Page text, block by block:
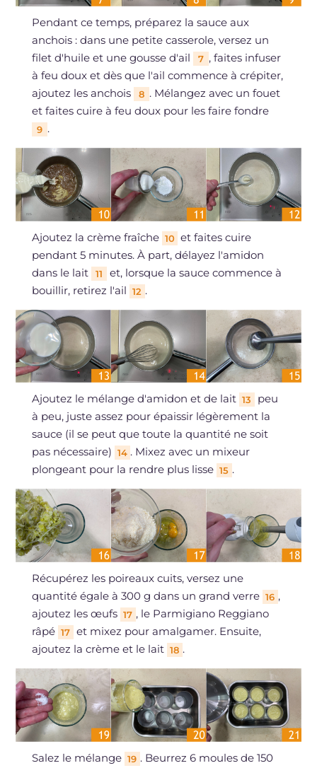
Pendant ce temps, préparez la sauce aux
anchois : dans une petite casserole, versez un
filet d'huile et une gousse d'ail
7 , faites infuser
à feu doux et dès que l'ail commence à crépiter,
ajoutez les anchois
8 . Mélangez avec un fouet
et faites cuire à feu doux pour les faire fondre
9 .
Ajoutez la crème fraîche 10 et faites cuire
pendant 5 minutes. À part, délayez l'amidon
dans le lait
11
et, lorsque la sauce commence à
bouillir, retirez l'ail 12 .
Ajoutez le mélange d'amidon et de lait 13
peu
à peu, juste assez pour épaissir légèrement la
sauce (il se peut que toute la quantité ne soit
pas nécessaire) 14 . Mixez avec un mixeur
plongeant pour la rendre plus lisse 15 .
Récupérez les poireaux cuits, versez une
quantité égale à 300 g dans un grand verre 16 ,
ajoutez les œufs 17 , le Parmigiano Reggiano
râpé 17 et mixez pour amalgamer. Ensuite,
ajoutez la crème et le lait 18 .
Salez le mélange 19 . Beurrez 6 moules de 150